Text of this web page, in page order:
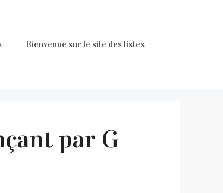
Bienvenue sur le site des listes
par G